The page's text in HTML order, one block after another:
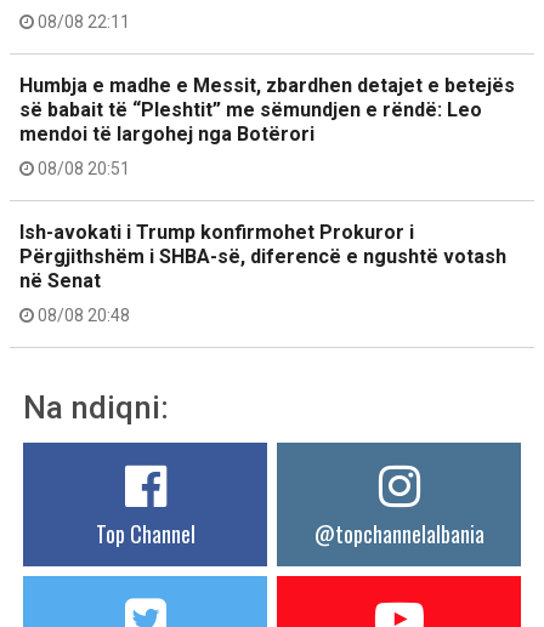
08/08 22:11
Humbja e madhe e Messit, zbardhen detajet e betejës
së babait të “Pleshtit” me sëmundjen e rëndë: Leo
mendoi të largohej nga Botërori
08/08 20:51
Ish-avokati i Trump konfirmohet Prokuror i
Përgjithshëm i SHBA-së, diferencë e ngushtë votash
në Senat
08/08 20:48
Na ndiqni:
Top Channel @topchannelalbania